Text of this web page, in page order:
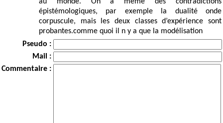
épistémologiques, par exemple la dualité onde
corpuscule, mais les deux classes d’expérience sont
probantes.comme quoi il n y a que la modélisation
Pseudo :
Mail :
Commentaire :